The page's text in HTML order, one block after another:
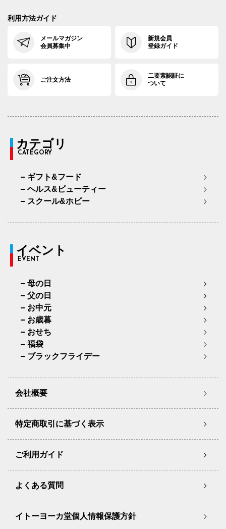
利用方法ガイド
メールマガジン
会員募集中
新規会員
登録ガイド
ご注文方法
二要素認証に
ついて
カテゴリ
CATEGORY
ギフト&フード
ヘルス&ビューティー
スクール&ホビー
イベント
EVENT
母の日
父の日
お中元
お歳暮
おせち
福袋
ブラックフライデー
会社概要
特定商取引に基づく表示
ご利用ガイド
よくある質問
イトーヨーカ堂個人情報保護方針